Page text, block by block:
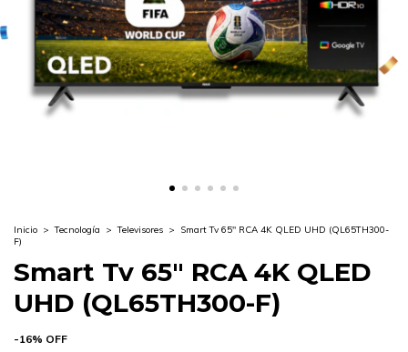
Inicio > Tecnología > Televisores >
Smart Tv 65" RCA 4K QLED UHD (QL65TH300-
F)
Smart Tv 65" RCA 4K QLED
UHD (QL65TH300-F)
-16% OFF